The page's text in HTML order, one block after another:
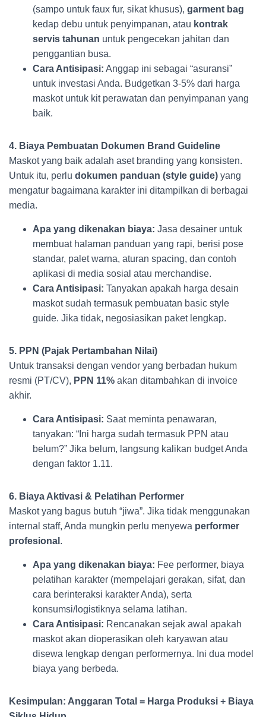
(sampo untuk faux fur, sikat khusus), garment bag
kedap debu untuk penyimpanan, atau kontrak
servis tahunan untuk pengecekan jahitan dan
penggantian busa.
Cara Antisipasi: Anggap ini sebagai “asuransi”
untuk investasi Anda. Budgetkan 3-5% dari harga
maskot untuk kit perawatan dan penyimpanan yang
baik.
4. Biaya Pembuatan Dokumen Brand Guideline
Maskot yang baik adalah aset branding yang konsisten.
Untuk itu, perlu dokumen panduan (style guide) yang
mengatur bagaimana karakter ini ditampilkan di berbagai
media.
Apa yang dikenakan biaya: Jasa desainer untuk
membuat halaman panduan yang rapi, berisi pose
standar, palet warna, aturan spacing, dan contoh
aplikasi di media sosial atau merchandise.
Cara Antisipasi: Tanyakan apakah harga desain
maskot sudah termasuk pembuatan basic style
guide. Jika tidak, negosiasikan paket lengkap.
5. PPN (Pajak Pertambahan Nilai)
Untuk transaksi dengan vendor yang berbadan hukum
resmi (PT/CV), PPN 11% akan ditambahkan di invoice
akhir.
Cara Antisipasi: Saat meminta penawaran,
tanyakan: “Ini harga sudah termasuk PPN atau
belum?” Jika belum, langsung kalikan budget Anda
dengan faktor 1.11.
6. Biaya Aktivasi & Pelatihan Performer
Maskot yang bagus butuh “jiwa”. Jika tidak menggunakan
internal staff, Anda mungkin perlu menyewa performer
profesional .
Apa yang dikenakan biaya: Fee performer, biaya
pelatihan karakter (mempelajari gerakan, sifat, dan
cara berinteraksi karakter Anda), serta
konsumsi/logistiknya selama latihan.
Cara Antisipasi: Rencanakan sejak awal apakah
maskot akan dioperasikan oleh karyawan atau
disewa lengkap dengan performernya. Ini dua model
biaya yang berbeda.
Kesimpulan: Anggaran Total = Harga Produksi + Biaya